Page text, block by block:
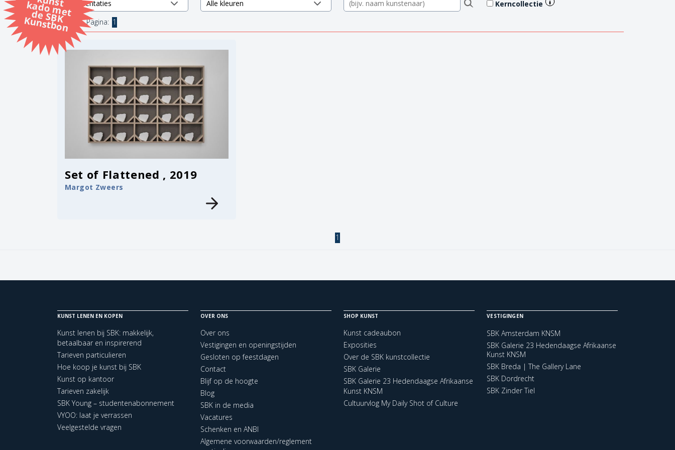
k
d
K
Kerncollectie
1 items. Pagina: 1
Set of Flattened , 2019
Margot Zweers
1
KUNST LENEN EN KOPEN
Kunst lenen bij SBK: makkelijk,
betaalbaar en inspirerend
Tarieven particulieren
Hoe koop je kunst bij SBK
Kunst op kantoor
Tarieven zakelijk
SBK Young – studentenabonnement
VYOO: laat je verrassen
Veelgestelde vragen
OVER ONS
Over ons
Vestigingen en openingstijden
Gesloten op feestdagen
Contact
Blijf op de hoogte
Blog
SBK in de media
Vacatures
Schenken en ANBI
Algemene voorwaarden/reglement
SHOP KUNST
Kunst cadeaubon
Exposities
Over de SBK kunstcollectie
SBK Galerie
SBK Galerie 23 Hedendaagse Afrikaanse
Kunst KNSM
Cultuurvlog My Daily Shot of Culture
VESTIGINGEN
SBK Amsterdam KNSM
SBK Galerie 23 Hedendaagse Afrikaanse
Kunst KNSM
SBK Breda | The Gallery Lane
SBK Dordrecht
SBK Zinder Tiel